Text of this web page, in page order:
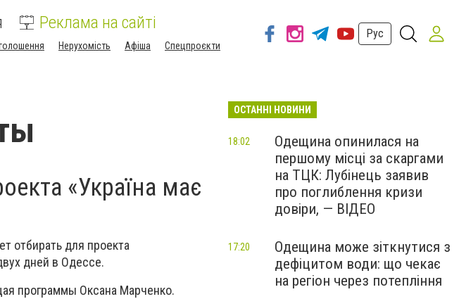
Реклама на сайті
Нерухомість Афіша Спецпроєкти
Рус
«Україна має
отбирать для проекта
дней в Одессе.
программы Оксана Марченко.
ОСТАННІ НОВИНИ
Одещина опинилася на
першому місці за скаргами
на ТЦК: Лубінець заявив
про поглиблення кризи
довіри, — ВІДЕО
18:02
Одещина може зіткнутися з
дефіцитом води: що чекає
на регіон через потепління
17:20